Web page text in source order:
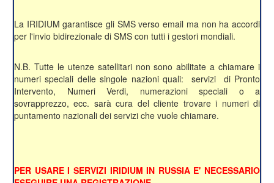
La IRIDIUM garantisce gli SMS verso email ma non ha accordi
per l'invio bidirezionale di SMS con tutti i gestori mondiali.
N.B. Tutte le utenze satellitari non sono abilitate a chiamare i
numeri speciali delle singole nazioni quali: servizi di Pronto
Intervento, Numeri Verdi, numerazioni speciali o a
sovrapprezzo, ecc. sarà cura del cliente trovare i numeri di
puntamento nazionali dei servizi che vuole chiamare.
PER USARE I SERVIZI IRIDIUM IN RUSSIA E' NECESSARIO